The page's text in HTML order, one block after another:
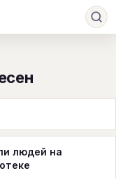
П
Ш Э Ю
E F G
N O
людей на